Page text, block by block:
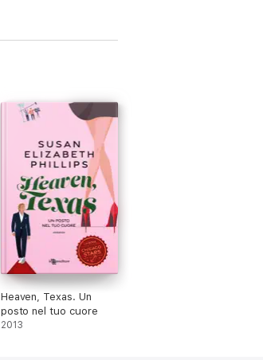
Heaven, Texas. Un
posto nel tuo cuore
2013